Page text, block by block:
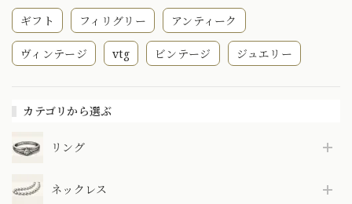
ギフト フィリグリー アンティーク
ヴィンテージ vtg ビンテージ ジュエリー
カテゴリから選ぶ
リング
ネックレス